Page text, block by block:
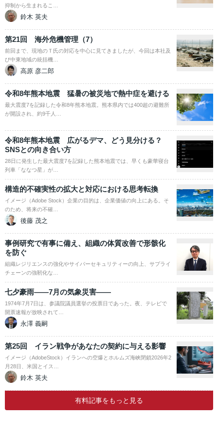
抑制から生まれるこ…
鈴木 英夫
第21回 海外危機管理（7）
前回まで、現地のＴ氏の対応を中心に見てきましたが、今回は本社及
び中東地域の統括機…
高原 彦二郎
令和8年熊本地震 猛暑の被災地で熱中症を避ける
最大震度7を記録した令和8年熊本地震。熊本県内では400超の避難所
が開設され、約9千人…
令和8年熊本地震 広がるデマ、どう見分ける？
SNSとの向き合い方
28日に発生した最大震度7を記録した熊本地震では、早くも豪華寝台
列車「ななつ星」が…
構造的不確実性の拡大と対応における思考転換
イメージ（Adobe Stock）企業の目的は、企業価値の向上にある。そ
のため、将来の不確…
後藤 茂之
事例研究で有事に備え、組織の体質改善で形骸化
を防ぐ
組織レジリエンスの強化やサイバーセキュリティーの向上、サプライ
チェーンの強靭化な…
七夕豪雨――7月の気象災害――
1974年7月7日は、参議院議員選挙の投票日であった。夜、テレビで
開票速報が放映されて…
永澤 義嗣
第25回 イラン戦争があなたの契約に与える影響
イメージ（AdobeStock）イランへの空爆とホルムズ海峡閉鎖2026年2
月28日、米国とイス…
鈴木 英夫
有料記事をもっと見る